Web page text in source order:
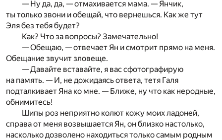
— Ну да, да, — отмахивается мама. — Янчик,
ты только звони и обещай, что вернешься. Как же тут
Эля без тебя будет?
Как? Что за вопросы? Замечательно!
— Обещаю, — отвечает Ян и смотрит прямо на меня.
Обещание звучит зловеще.
— Давайте вставайте, я вас сфотографирую
на память. — И, не дожидаясь ответа, тетя Галя
подталкивает Яна ко мне. — Ближе, ну что как неродные,
обнимитесь!
Шипы роз неприятно колют кожу моих ладоней,
справа от меня возвышается Ян, он близко настолько,
насколько дозволено находиться только самым родным